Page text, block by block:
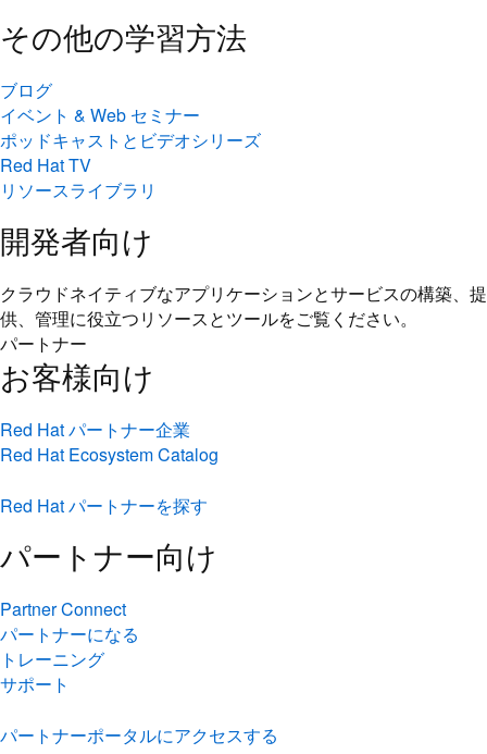
その他の学習方法
ブログ
イベント & Web セミナー
ポッドキャストとビデオシリーズ
Red Hat TV
リソースライブラリ
開発者向け
クラウドネイティブなアプリケーションとサービスの構築、提
供、管理に役立つリソースとツールをご覧ください。
パートナー
お客様向け
Red Hat パートナー企業
Red Hat Ecosystem Catalog
Red Hat パートナーを探す
パートナー向け
Partner Connect
パートナーになる
トレーニング
サポート
パートナーポータルにアクセスする